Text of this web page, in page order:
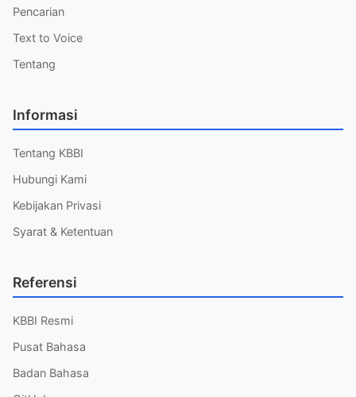
Pencarian
Text to Voice
Tentang
Informasi
Tentang KBBI
Hubungi Kami
Kebijakan Privasi
Syarat & Ketentuan
Referensi
KBBI Resmi
Pusat Bahasa
Badan Bahasa